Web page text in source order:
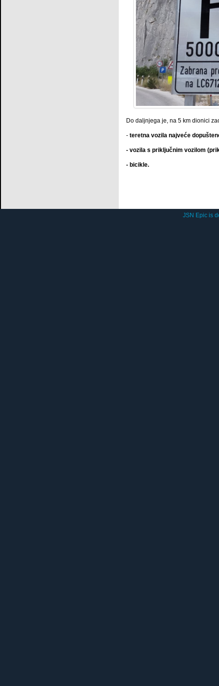
Do daljnjega je, na 5 km dionici
-teretna vozila najveće
- vozila s priključnim vozilom
- bicikle.
JSN Epic is